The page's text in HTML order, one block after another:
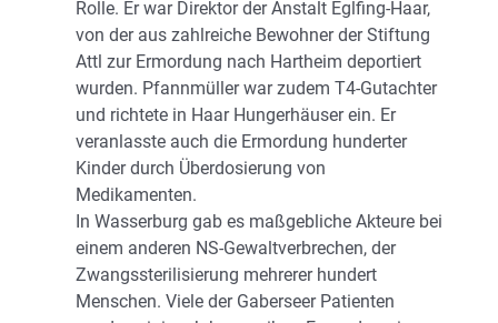
Rolle. Er war Direktor der Anstalt Eglfing-Haar,
von der aus zahlreiche Bewohner der Stiftung
Attl zur Ermordung nach Hartheim deportiert
wurden. Pfannmüller war zudem T4-Gutachter
und richtete in Haar Hungerhäuser ein. Er
veranlasste auch die Ermordung hunderter
Kinder durch Überdosierung von
Medikamenten.
In Wasserburg gab es maßgebliche Akteure bei
einem anderen NS-Gewaltverbrechen, der
Zwangssterilisierung mehrerer hundert
Menschen. Viele der Gaberseer Patienten